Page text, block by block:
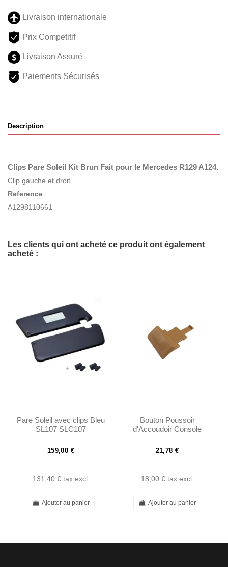
Livraison internationale
Prix Competitif
Livraison Assuré
Paiements Sécurisés
Description
Clips Pare Soleil Kit Brun Fait pour le Mercedes R129 A124.
Clip gauche et droit.
Reference
A1298110661
Les clients qui ont acheté ce produit ont également
acheté :
Pare Soleil avec clips Bleu
SL107 SLC107
159,00 €
131,40 € tax excl.
Ajouter au panier
Bouton Poussoir
d'Accoudoir Console
A124 – A1298110661
21,78 €
18,00 € tax excl.
Ajouter au panier